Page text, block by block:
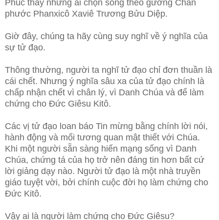
Phúc thay những ai chọn sống theo gương Chân
phước Phanxicô Xaviê Trương Bửu Diệp.
Giờ đây, chúng ta hãy cùng suy nghĩ về ý nghĩa của
sự tử đạo.
Thông thường, người ta nghĩ tử đạo chỉ đơn thuần là
cái chết. Nhưng ý nghĩa sâu xa của tử đạo chính là
chấp nhận chết vì chân lý, vì Danh Chúa và để làm
chứng cho Đức Giêsu Kitô.
Các vị tử đạo loan báo Tin mừng bằng chính lời nói,
hành động và mối tương quan mật thiết với Chúa.
Khi một người sẵn sàng hiến mạng sống vì Danh
Chúa, chứng tá của họ trở nên đáng tin hơn bất cứ
lời giảng dạy nào. Người tử đạo là một nhà truyền
giáo tuyệt vời, bởi chính cuộc đời họ làm chứng cho
Đức Kitô.
Vậy ai là người làm chứng cho Đức Giêsu?